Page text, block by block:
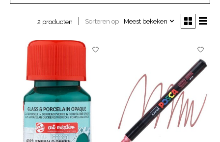
2 producten Sorteren op Meest bekeken